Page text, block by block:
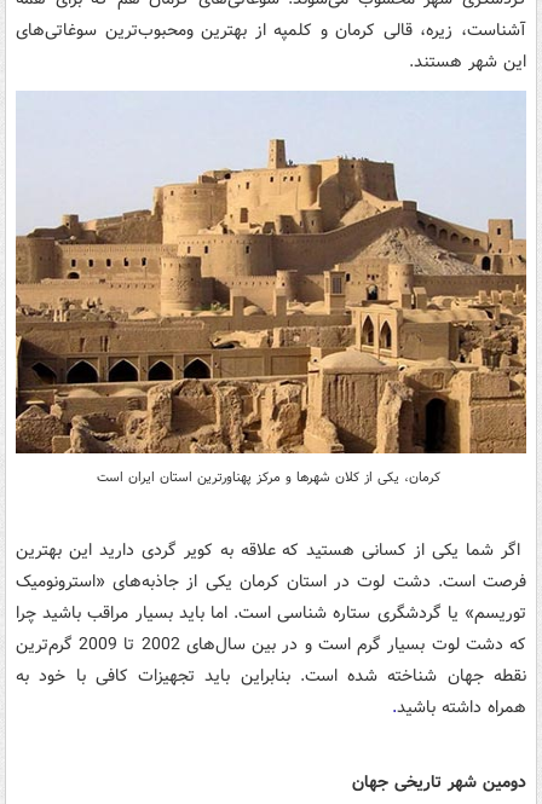
آشناست، زیره، قالی کرمان و کلمپه از بهترین ومحبوب‌ترین سوغاتی‌های
این شهر هستند.
کرمان، یکی از کلان شهرها و مرکز پهناورترین استان ایران است
اگر شما یکی از کسانی هستید که علاقه به کویر گردی دارید این بهترین
فرصت است. دشت لوت در استان کرمان یکی از جاذبه‌های «استرونومیک
توریسم» یا گردشگری ستاره شناسی است. اما باید بسیار مراقب باشید چرا
که دشت لوت بسیار گرم است و در بین سال‌های 2002 تا 2009 گرم‌ترین
نقطه جهان شناخته شده است. بنابراین باید تجهیزات کافی با خود به
همراه داشته باشید.
دومین شهر تاریخی جهان